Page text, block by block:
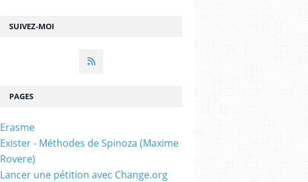
SUIVEZ-MOI
PAGES
Erasme
Exister - Méthodes de Spinoza (Maxime
Rovere)
Lancer une pétition avec Change.org